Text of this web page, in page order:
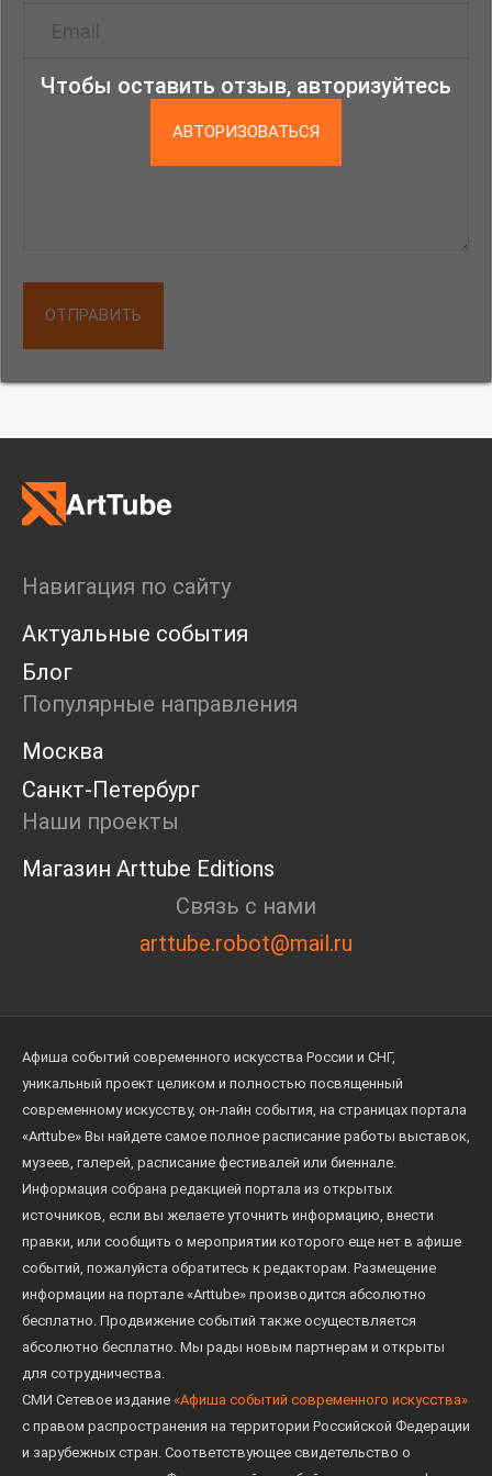
Чтобы оставить отзыв, авторизуйтесь
АВТОРИЗОВАТЬСЯ
ОТПРАВИТЬ
Навигация по сайту
Актуальные события
Блог
Популярные направления
Москва
Санкт-Петербург
Наши проекты
Магазин Arttube Editions
Связь с нами
arttube.robot@mail.ru
Афиша событий современного искусства России и СНГ,
уникальный проект целиком и полностью посвященный
современному искусству, он-лайн события, на страницах портала
«Arttube» Вы найдете самое полное расписание работы выставок,
музеев, галерей, расписание фестивалей или биеннале.
Информация собрана редакцией портала из открытых
источников, если вы желаете уточнить информацию, внести
правки, или сообщить о мероприятии которого еще нет в афише
событий, пожалуйста обратитесь к редакторам. Размещение
информации на портале «Arttube» производится абсолютно
бесплатно. Продвижение событий также осуществляется
абсолютно бесплатно. Мы рады новым партнерам и открыты
для сотрудничества.
СМИ Сетевое издание «Афиша событий современного искусства»
с правом распространения на территории Российской Федерации
и зарубежных стран. Соответствующее свидетельство о